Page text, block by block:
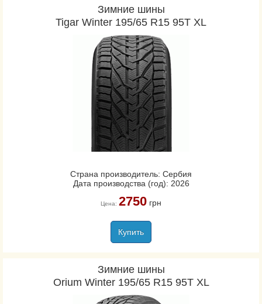
Зимние шины
Tigar Winter 195/65 R15 95T XL
Страна производитель: Сербия
Дата производства (год): 2026
Цена: 2750грн
Купить
Зимние шины
Orium Winter 195/65 R15 95T XL